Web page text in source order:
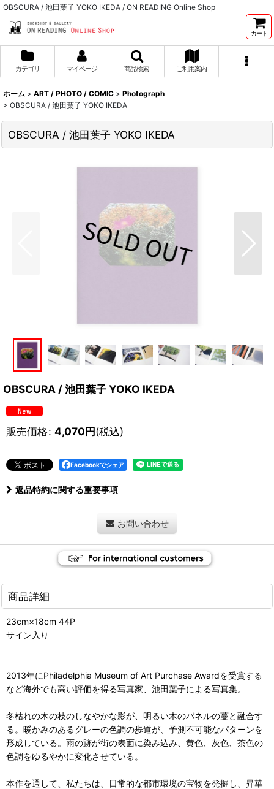
OBSCURA / 池田葉子 YOKO IKEDA / ON READING Online Shop
カート
カテゴリ マイページ 商品検索 ご利用案内
ホーム > ART / PHOTO / COMIC > Photograph
> OBSCURA / 池田葉子 YOKO IKEDA
OBSCURA / 池田葉子 YOKO IKEDA
OBSCURA / 池田葉子 YOKO IKEDA
販売価格: 4,070円(税込)
Facebookでシェア
返品特約に関する重要事項
お問い合わせ
商品詳細
23cm×18cm 44P
サイン入り
2013年にPhiladelphia Museum of Art Purchase Awardを受賞する
など海外でも高い評価を得る写真家、池田葉子による写真集。
冬枯れの木の枝のしなやかな影が、明るい木のパネルの蔓と融合す
る。暖かみのあるグレーの色調の歩道が、予測不可能なパターンを
形成している。雨の跡が街の表面に染み込み、黄色、灰色、茶色の
色調をゆるやかに変化させている。
本作を通して、私たちは、日常的な都市環境の宝物を発掘し、昇華